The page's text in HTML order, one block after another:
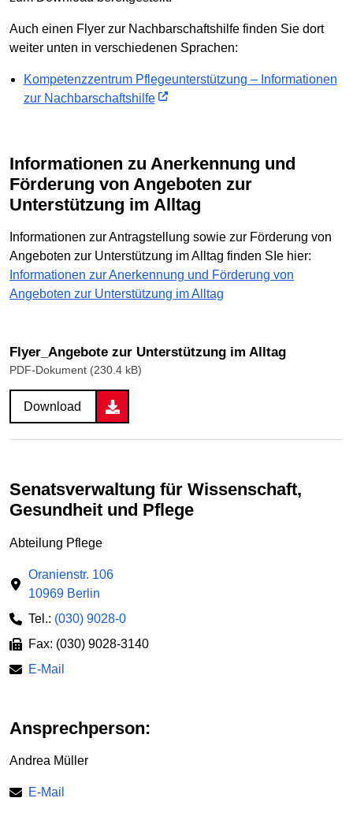
Auch einen Flyer zur Nachbarschaftshilfe finden Sie dort
weiter unten in verschiedenen Sprachen:
Kompetenzzentrum Pflegeunterstützung – Informationen
zur Nachbarschaftshilfe
Informationen zu Anerkennung und
Förderung von Angeboten zur
Unterstützung im Alltag
Informationen zur Antragstellung sowie zur Förderung von
Angeboten zur Unterstützung im Alltag finden SIe hier:
Informationen zur Anerkennung und Förderung von
Angeboten zur Unterstützung im Alltag
Flyer_Angebote zur Unterstützung im Alltag
PDF-Dokument (230.4 kB)
Download
Senatsverwaltung für Wissenschaft,
Gesundheit und Pflege
Abteilung Pflege
Oranienstr. 106
10969 Berlin
Tel.: (030) 9028-0
Fax: (030) 9028-3140
E-Mail
Ansprechperson:
Andrea Müller
E-Mail